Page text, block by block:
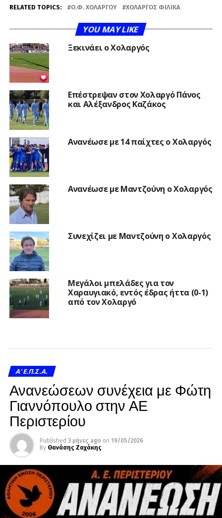
RELATED TOPICS: Ο.Φ. ΧΟΛΑΡΓΟΎ ΧΟΛΑΡΓΌΣ ΦΙΛΙΚΆ
YOU MAY LIKE
Ξεκινάει ο Χολαργός
Επέστρεψαν στον Χολαργό Πάνος
και Αλέξανδρος Καζάκος
Ανανέωσε με 14 παίχτες ο Χολαργός
Ανανέωσε με Μαντζούνη ο Χολαργός
Συνεχίζει με Μαντζούνη ο Χολαργός
Μεγάλοι μπελάδες για τον
Χαραυγιακό, εντός έδρας ήττα (0-1)
από τον Χολαργό
A' Ε.Π.Σ.Α.
Ανανεώσεων συνέχεια με Φώτη
Γιαννόπουλο στην ΑΕ
Περιστερίου
Published 3 μήνες ago on 19/05/2026
By Θανάσης Ζαχάκης